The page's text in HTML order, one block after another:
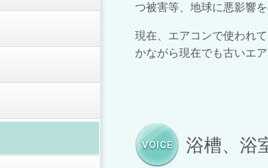
つ被害等、地球に悪影響を
現在、エアコンで使われ
かながら現在でも古いエ
浴槽、浴